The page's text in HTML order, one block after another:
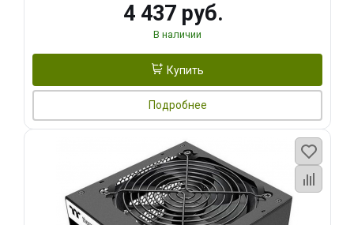
4 437 руб.
В наличии
Купить
Подробнее